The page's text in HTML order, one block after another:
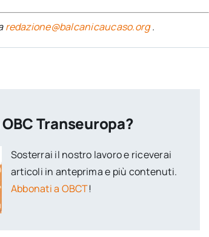
redazione@balcanicaucaso.org.
Transeuropa?
Sosterrai il nostro lavoro e riceverai
articoli in anteprima e più contenuti.
Abbonati a OBCT!